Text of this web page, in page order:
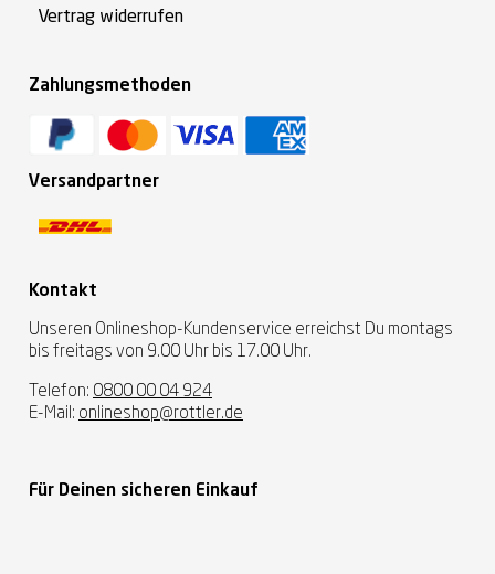
Vertrag widerrufen
Zahlungsmethoden
Versandpartner
Kontakt
Unseren Onlineshop-Kundenservice erreichst Du montags
bis freitags von 9.00 Uhr bis 17.00 Uhr.
Telefon: 0800 00 04 924
E-Mail: onlineshop@rottler.de
Für Deinen sicheren Einkauf